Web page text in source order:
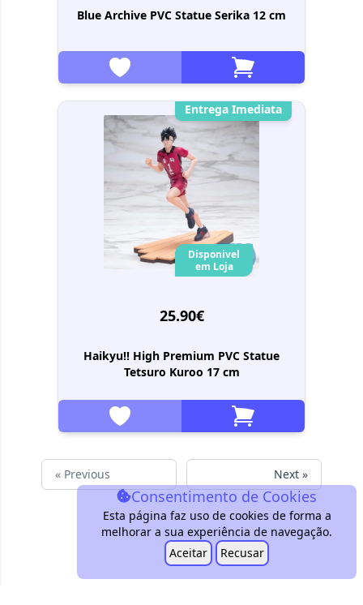
Blue Archive PVC Statue Serika 12 cm
Entrega Imediata
Disponivel
em Loja
25.90€
Haikyu!! High Premium PVC Statue
Tetsuro Kuroo 17 cm
« Previous Next »
Consentimento de Cookies
Esta página faz uso de cookies de forma a
melhorar a sua experiência de navegação.
Aceitar
Recusar